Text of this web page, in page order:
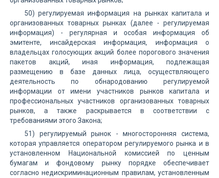
50) регулируемая информация на рынках капитала и
организованных товарных рынках (далее - регулируемая
информация) - регулярная и особая информация об
эмитенте, инсайдерская информация, информация о
владельцах голосующих акций более порогового значения
пакетов акций, иная информация, подлежащая
размещению в базе данных лица, осуществляющего
деятельность по обнародованию регулируемой
информации от имени участников рынков капитала и
профессиональных участников организованных товарных
рынков, а также раскрывается в соответствии с
требованиями этого Закона;
51) регулируемый рынок - многосторонняя система,
которая управляется оператором регулируемого рынка и в
установленном Национальной комиссией по ценным
бумагам и фондовому рынку порядке обеспечивает
согласно недискриминационным правилам, установленным